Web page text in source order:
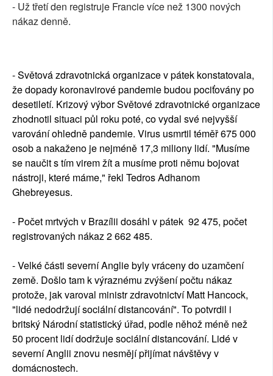
- Už třetí den registruje Francie více než 1300 nových
nákaz denně.
- Světová zdravotnická organizace v pátek konstatovala,
že dopady koronavirové pandemie budou pociťovány po
desetiletí. Krizový výbor Světové zdravotnické organizace
zhodnotil situaci půl roku poté, co vydal své nejvyšší
varování ohledně pandemie. Virus usmrtil téměř 675 000
osob a nakaženo je nejméně 17,3 miliony lidí. "Musíme
se naučit s tím virem žít a musíme proti němu bojovat
nástroji, které máme," řekl Tedros Adhanom
Ghebreyesus.
- Počet mrtvých v Brazílii dosáhl v pátek 92 475, počet
registrovaných nákaz 2 662 485.
- Velké části severní Anglie byly vráceny do uzamčení
země. Došlo tam k výraznému zvýšení počtu nákaz
protože, jak varoval ministr zdravotnictví Matt Hancock,
"lidé nedodržují sociální distancování". To potvrdil i
britský Národní statistický úřad, podle něhož méně než
50 procent lidí dodržuje sociální distancování. Lidé v
severní Anglii znovu nesmějí přijímat návštěvy v
domácnostech.